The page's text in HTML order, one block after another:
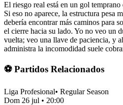
El riesgo real está en un gol
Si eso no aparece, la estructura pesa
debería encontrar más caminos para
el cierre hacia su lado. Yo no veo un
vuelta; veo una llave de paciencia, y
administra la incomodidad suele
⚽ Partidos Relacionados
Liga Profesional• Regular Season
Dom 26 jul • 20:00